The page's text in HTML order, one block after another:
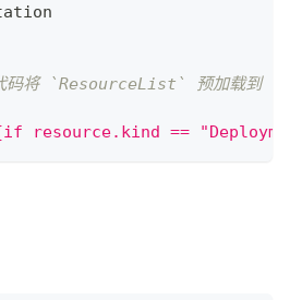
代码将 `ResourceList` 预加载
resource.kind ==